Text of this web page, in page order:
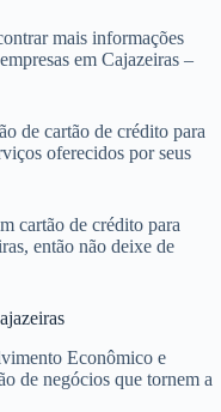
mais informações
em Cajazeiras –
de cartão de crédito para
oferecidos por seus
cartão de crédito para
então não deixe de
Econômico e
de negócios que tornem a